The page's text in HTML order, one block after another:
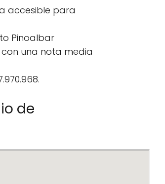
accesible para
Pinoalbar
con una nota media
de